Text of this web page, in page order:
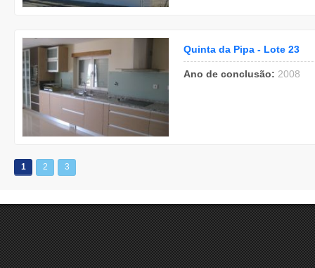
Quinta da Pipa - Lote 23
Ano de conclusão: 2008
1 2 3